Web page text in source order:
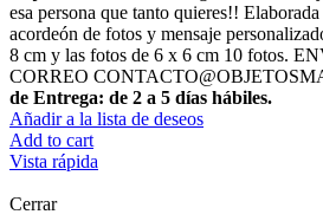
esa persona que tanto quieres!!
acordeón de fotos y mensaje
8 cm y las fotos de 6 x 6 cm 10 fotos.
CORREO
de Entrega: de 2 a 5 días hábiles.
Añadir a la lista de deseos
Add to cart
Vista rápida
Cerrar